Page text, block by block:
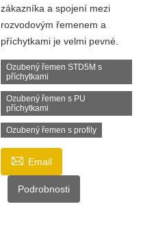
zákazníka a spojení mezi
rozvodovým řemenem a
příchytkami je velmi pevné.
Ozubený řemen STD5M s
příchytkami
Ozubený řemen s PU
příchytkami
Ozubený řemen s profily
 Email
Podrobnosti